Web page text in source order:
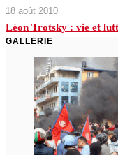
18 août 2010
Léon Trotsky : vie et
GALLERIE